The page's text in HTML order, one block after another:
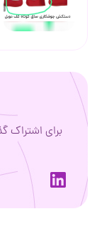
برای اشتراک